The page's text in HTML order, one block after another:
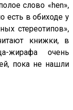
слово «hen»,
есть в обиходе у
стереотипов»,
книжки, в
жирафа очень
пока не нашли